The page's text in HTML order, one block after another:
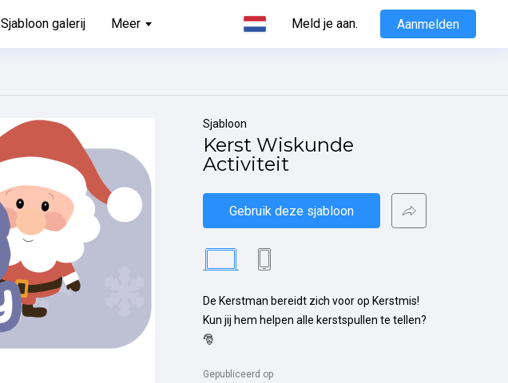
Sjabloon galerij Meer Meld je aan. Aanmelden
Sjabloon
Kerst Wiskunde
Activiteit
Gebruik deze sjabloon
De Kerstman bereidt zich voor op Kerstmis!
Kun jij hem helpen alle kerstspullen te tellen?
🎅
Gepubliceerd op